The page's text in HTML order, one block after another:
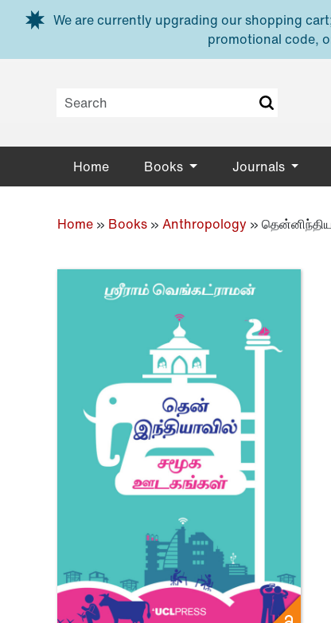
Skip to main content
We are currently upgrading our shopping
promotional code,
Home Books Journals
Home » Books » Anthropology »